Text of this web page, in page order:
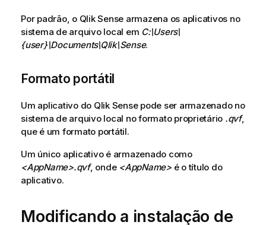
Por padrão, o Qlik Sense armazena os aplicativos no
sistema de arquivo local em C:\Users\
{user}\Documents\Qlik\Sense.
Formato portátil
Um aplicativo do Qlik Sensepode ser armazenado no
sistema de arquivo local no formato proprietário .qvf,
que é um formato portátil.
Um único aplicativo é armazenado como
<AppName>.qvf, onde <AppName>é o título do
aplicativo.
Modificando a instalação de